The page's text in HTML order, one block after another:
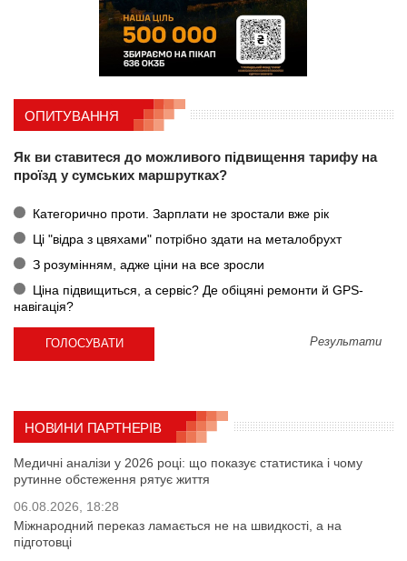
ОПИТУВАННЯ
Як ви ставитеся до можливого підвищення тарифу на
проїзд у сумських маршрутках?
Категорично проти. Зарплати не зростали вже рік
Ці "відра з цвяхами" потрібно здати на металобрухт
З розумінням, адже ціни на все зросли
Ціна підвищиться, а сервіс? Де обіцяні ремонти й GPS-
навігація?
Результати
НОВИНИ ПАРТНЕРІВ
Медичні аналізи у 2026 році: що показує статистика і чому
рутинне обстеження рятує життя
06.08.2026, 18:28
Міжнародний переказ ламається не на швидкості, а на
підготовці